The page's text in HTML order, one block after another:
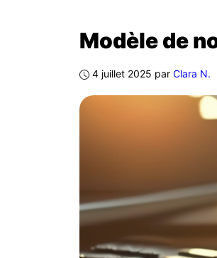
Modèle de
4 juillet 2025 par Clara N.